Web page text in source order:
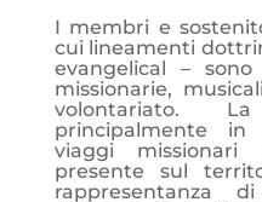
I membri e
cui lineamenti
evangelical –
missionarie,
volontariato.
principalmente in
viaggi missionari
presente sul
rappresentanza